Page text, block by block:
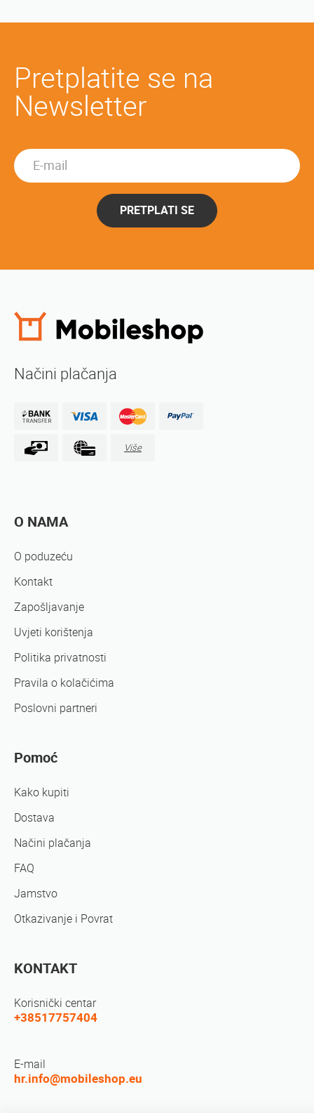
Pretplatite se na
Newsletter
PRETPLATI SE
Načini plačanja
Više
O NAMA
O poduzeću
Kontakt
Zapošljavanje
Uvjeti korištenja
Politika privatnosti
Pravila o kolačićima
Poslovni partneri
Pomoć
Kako kupiti
Dostava
Načini plačanja
FAQ
Jamstvo
Otkazivanje i Povrat
KONTAKT
Korisnički centar
+38517757404
E-mail
hr.info@mobileshop.eu